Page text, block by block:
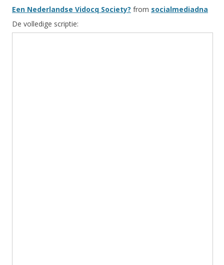
Een Nederlandse Vidocq Society? from socialmediadna
De volledige scriptie: